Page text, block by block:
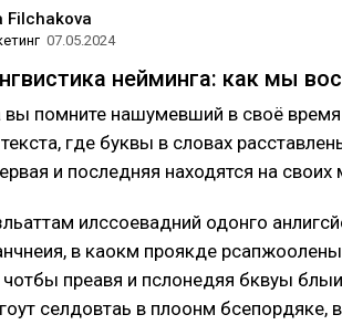
Filchakova
07.05.2024
нейминга: как мы
вы помните нашумевший в своё
где буквы в словах
и последняя находятся на своих
илссоевадний одонго
в каокм проякде
чотбы преавя и пслонедяя бквуы
селдовтаь в плоонм бсепордяке,